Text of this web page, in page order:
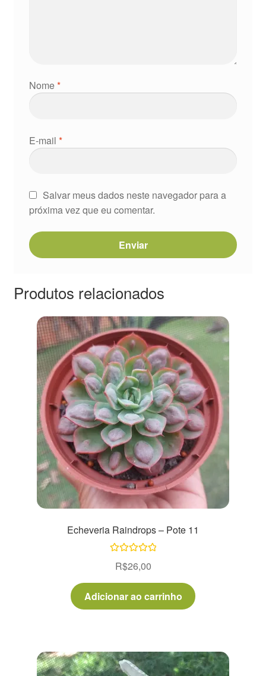
Nome*
E-mail *
Salvar meus dados neste navegador para a
próxima vez que eu comentar.
Produtos relacionados
Echeveria Raindrops – Pote 11
5.00
de 5
R$26,00
Adicionar ao carrinho